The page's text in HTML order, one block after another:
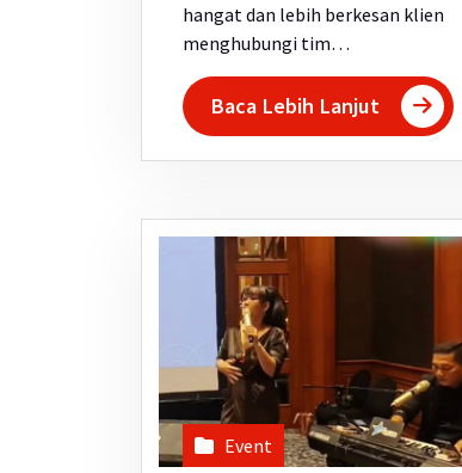
hangat dan lebih berkesan klien
menghubungi tim…
Baca Lebih Lanjut
Event